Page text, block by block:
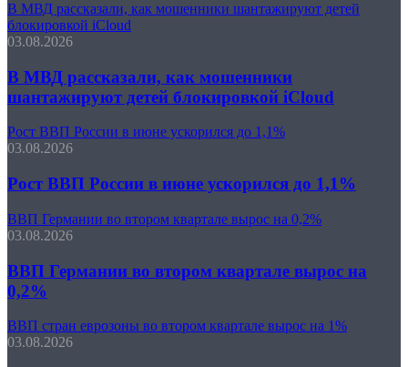
В МВД рассказали, как мошенники шантажируют детей
блокировкой iCloud
03.08.2026
В МВД рассказали, как мошенники
шантажируют детей блокировкой iCloud
Рост ВВП России в июне ускорился до 1,1%
03.08.2026
Рост ВВП России в июне ускорился до 1,1%
ВВП Германии во втором квартале вырос на 0,2%
03.08.2026
ВВП Германии во втором квартале вырос на
0,2%
ВВП стран еврозоны во втором квартале вырос на 1%
03.08.2026